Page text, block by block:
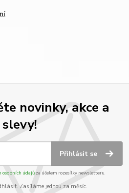
novinky, akce a
slevy!
Přihlásit se
osobních údajůza účelem rozesílky newsletteru.
Zasíláme jednou za měsíc.